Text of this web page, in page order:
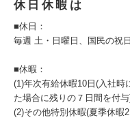
休日休暇は
■休日：
毎週 土・日曜日、国民の祝
■休暇：
(1)年次有給休暇10日(入社時
た場合に残りの７日間を付
(2)その他特別休暇(夏季休暇